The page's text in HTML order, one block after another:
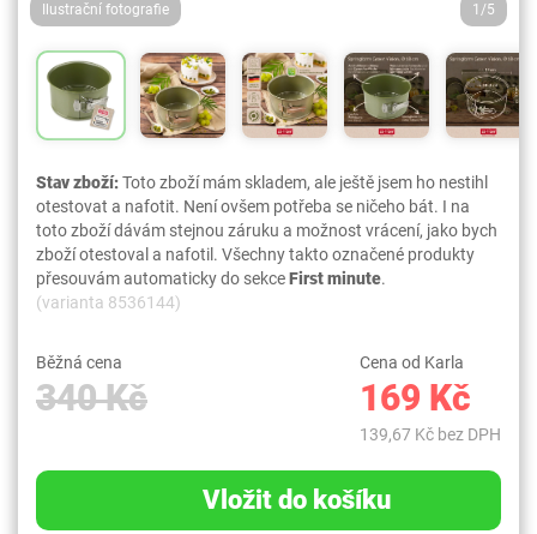
Ilustrační fotografie 1/5
Stav zboží:Toto zboží mám skladem, ale ještě jsem ho nestihl
otestovat a nafotit. Není ovšem potřeba se ničeho bát. I na
toto zboží dávám stejnou záruku a možnost vrácení, jako bych
zboží otestoval a nafotil. Všechny takto označené produkty
přesouvám automaticky do sekceFirst minute.
(varianta 8536144)
Běžná cena
340 Kč
Cena od Karla
169 Kč
139,67 Kč bez DPH
Vložit do košíku